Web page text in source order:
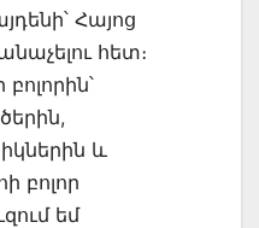
Հայոց
հետ։
բոլորին՝
և
բոլոր
եմ